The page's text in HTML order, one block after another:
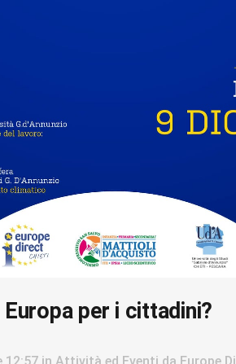
Europa per i cittadini?
12:57 in Attività ed Eventi da Europe